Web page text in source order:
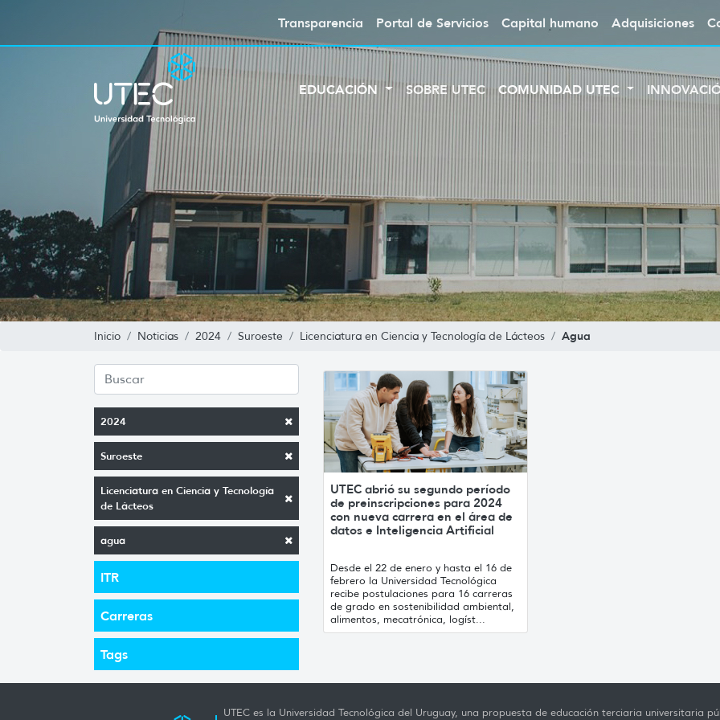
Transparencia Portal de Servicios Capital humano Adquisiciones
EDUCACIÓN SOBRE UTEC COMUNIDAD UTEC
Inicio Noticias 2024 Suroeste Licenciatura en Ciencia y Tecnología de Lácteos Agua
2024
Suroeste
Licenciatura en Ciencia y Tecnología
de Lácteos
agua
ITR
Carreras
Tags
UTEC abrió su segundo período
de preinscripciones para 2024
con nueva carrera en el área de
datos e Inteligencia Artificial
Desde el 22 de enero y hasta el 16 de
febrero la Universidad Tecnológica
recibe postulaciones para 16 carreras
de grado en sostenibilidad ambiental,
alimentos, mecatrónica, logíst...
UTEC es la Universidad Tecnológica del Uruguay, una propuesta de educación terciaria universitaria